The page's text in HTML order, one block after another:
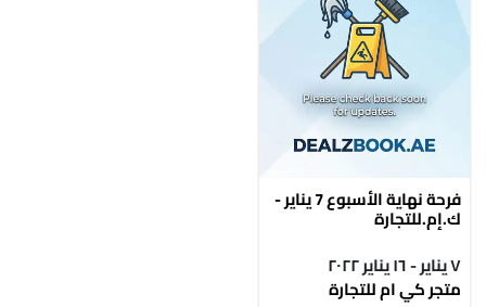
فرحة نهاية الأسبوع 7 يناير -
ك.إم.للتجارة
٧ يناير - ١٦ يناير ٢٠٢٢
متجر كي ام للتجارة